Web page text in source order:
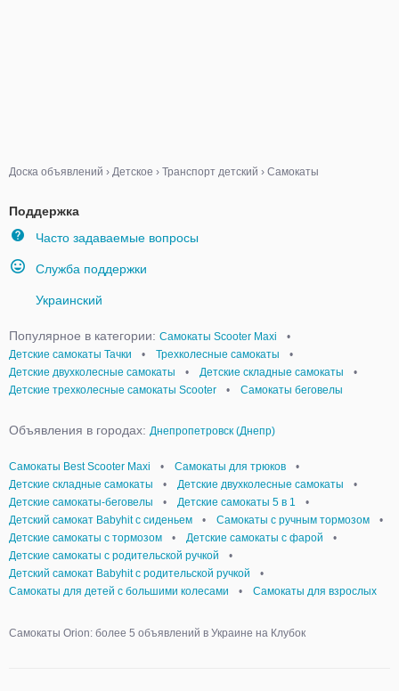
Доска объявлений › Детское › Транспорт детский › Самокаты
Поддержка
Часто задаваемые вопросы
Служба поддержки
Украинский
Популярное в категории: Самокаты Scooter Maxi
•
Детские самокаты Тачки
• Трехколесные самокаты
•
Детские двухколесные самокаты
• Детские складные самокаты
•
Детские трехколесные самокаты Scooter
• Самокаты беговелы
Объявления в городах: Днепропетровск (Днепр)
Самокаты Best Scooter Maxi • Самокаты для трюков
•
Детские складные самокаты
• Детские двухколесные самокаты
•
Детские самокаты-беговелы
• Детские самокаты 5 в 1
•
Детский самокат Babyhit с сиденьем
• Самокаты с ручным тормозом
•
Детские самокаты с тормозом
• Детские самокаты с фарой
•
Детские самокаты с родительской ручкой
•
Детский самокат Babyhit с родительской ручкой
•
Самокаты для детей с большими колесами
• Самокаты для взрослых
Самокаты Orion: более 5 объявлений в Украине на Клубок